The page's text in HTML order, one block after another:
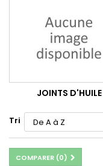
JOINTS D'HUILE
Tri
COMPARER (0)